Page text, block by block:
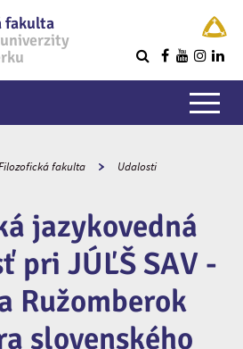
fakulta
fakulta Udalosti
jazykovedná
pri JÚĽŠ SAV -
Ružomberok
slovenského